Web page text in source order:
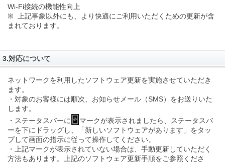
Wi-Fi接続の機能性向上
※ 上記事象以外にも、より快適にご利用いただくための更新が含
まれております。
3.対応について
ネットワークを利用したソフトウェア更新を実施させていただき
ます。
・対象のお客様には順次、お知らせメール（SMS）をお送りいた
します。
・ステータスバーに
マークが表示されましたら、ステータスバ
ーを下にドラッグし、「新しいソフトウェアがあります」をタッ
プして画面の指示に従って操作してください。
・上記マークが表示されていない場合は、手動更新していただく
方法もあります。上記のソフトウェア更新手順をご参照くださ